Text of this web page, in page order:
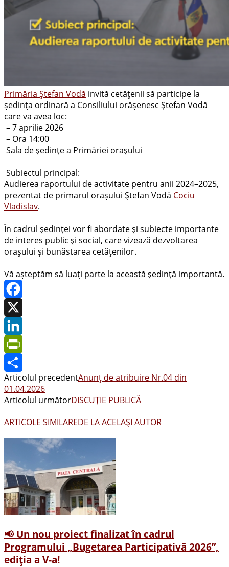
Primăria Ștefan Vodă invită cetățenii să participe la
ședința ordinară a Consiliului orășenesc Ștefan Vodă
care va avea loc:
– 7 aprilie 2026
– Ora 14:00
Sala de ședințe a Primăriei orașului
Subiectul principal:
Audierea raportului de activitate pentru anii 2024–2025,
prezentat de primarul orașului Ștefan Vodă Cociu
Vladislav.
În cadrul ședinței vor fi abordate și subiecte importante
de interes public și social, care vizează dezvoltarea
orașului și bunăstarea cetățenilor.
Vă așteptăm să luați parte la această ședință importantă.
Facebook
X
LinkedIn
PrintFriendly
Share
Articolul precedentAnunț de atribuire Nr.04 din
01.04.2026
Articolul următorDISCUȚIE PUBLICĂ
ARTICOLE SIMILAREDE LA ACELAȘI AUTOR
📢 Un nou proiect finalizat în cadrul
Programului „Bugetarea Participativă 2026”,
ediția a V-a!